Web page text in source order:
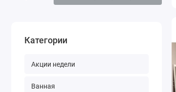
Категории
Акции недели
Ванная